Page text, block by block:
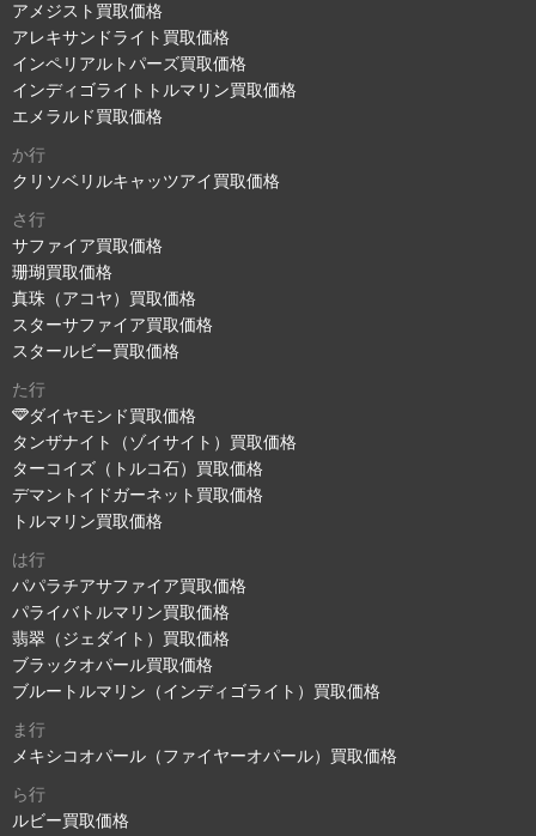
アメジスト買取価格
アレキサンドライト買取価格
インペリアルトパーズ買取価格
インディゴライトトルマリン買取価格
エメラルド買取価格
か行
クリソベリルキャッツアイ買取価格
さ行
サファイア買取価格
珊瑚買取価格
真珠（アコヤ）買取価格
スターサファイア買取価格
スタールビー買取価格
た行
ダイヤモンド買取価格
タンザナイト（ゾイサイト）買取価格
ターコイズ（トルコ石）買取価格
デマントイドガーネット買取価格
トルマリン買取価格
は行
パパラチアサファイア買取価格
パライバトルマリン買取価格
翡翠（ジェダイト）買取価格
ブラックオパール買取価格
ブルートルマリン（インディゴライト）買取価格
ま行
メキシコオパール（ファイヤーオパール）買取価格
ら行
ルビー買取価格